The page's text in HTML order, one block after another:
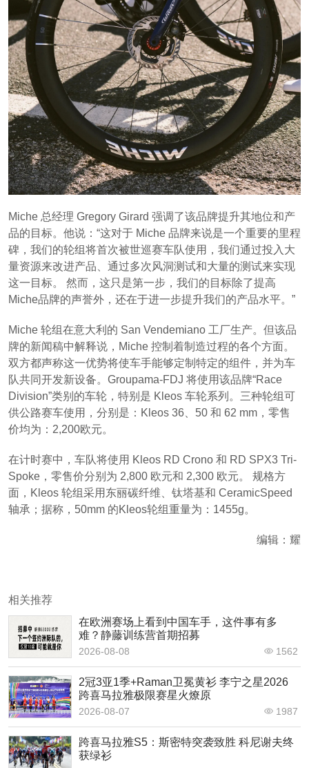
Miche 总经理 Gregory Girard 强调了该品牌提升其地位和产
品的目标。他说：“这对于 Miche 品牌来说是一个重要的里程
碑，我们的轮组将首次被世巡赛车队使用，我们通过投入大
量资源来改进产品、通过多次风洞测试和大量的测试来实现
这一目标。 然而，这只是第一步，我们的目标除了提高
Miche品牌的声誉外，还在于进一步提升我们的产品水平。”
Miche 轮组在意大利的 San Vendemiano 工厂生产。但该品
牌的新闻稿中解释说，Miche 控制着制造过程的各个方面。
双方都声称这一优势将使车手能够定制特定的组件，并为车
队共同开发新设备。Groupama-FDJ 将使用该品牌“Race
Division”类别的车轮，特别是 Kleos 车轮系列。三种轮组可
供公路赛车使用，分别是：Kleos 36、50 和 62 mm，零售
价均为：2,200欧元。
在计时赛中，车队将使用 Kleos RD Crono 和 RD SPX3 Tri-
Spoke，零售价分别为 2,800 欧元和 2,300 欧元。 规格方
面，Kleos 轮组采用东丽碳纤维、钛塔基和 CeramicSpeed
轴承；据称，50mm 的Kleos轮组重量为：1455g。
编辑：耀
相关推荐
在欧洲赛场上看到中国车手，这件事有多
难？静藤训练营首期招募
2026-08-08 1562
2冠3亚1季+Raman卫冕黄衫 李宁之星2026
跨喜马拉雅极限赛星火燎原
2026-08-07 1987
跨喜马拉雅S5：斯密特突袭致胜 科尼谢夫终
获绿衫